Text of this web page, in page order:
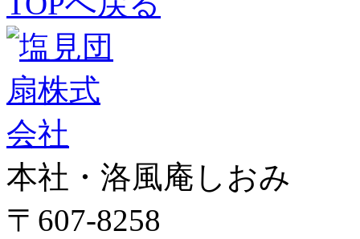
本社・洛風庵しおみ
〒607-8258